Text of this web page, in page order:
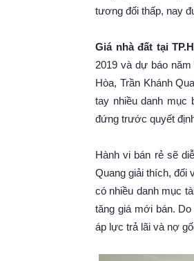
tương đối thấp, nay
Giá nhà đất tại
2019 và dự báo
Hòa, Trần Khánh
tay nhiều danh mục
đứng trước quyết
Hành vi bán rẻ sẽ
Quang giải thích, đối
có nhiều danh mục
tăng giá mới bán.
áp lực trả lãi và nợ